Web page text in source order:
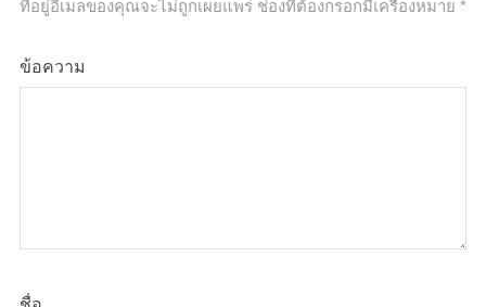
ที่อยู่อีเมลของคุณจะไม่ถูกเผยแพร่ ช่องที่ต้องกรอกมีเครื่องหมาย *
ข้อความ